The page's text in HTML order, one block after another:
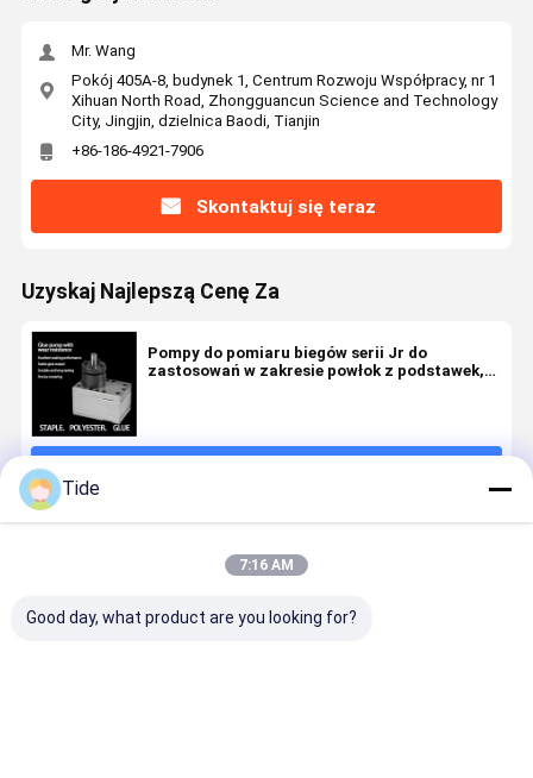
Mr. Wang
Pokój 405A-8, budynek 1, Centrum Rozwoju Współpracy, nr 1
Xihuan North Road, Zhongguancun Science and Technology
City, Jingjin, dzielnica Baodi, Tianjin
+86-186-4921-7906
Skontaktuj się teraz
Uzyskaj Najlepszą Cenę Za
Pompy do pomiaru biegów serii Jr do
zastosowań w zakresie powłok z podstawek,
Tide
7:16 AM
Good day, what product are you looking for?